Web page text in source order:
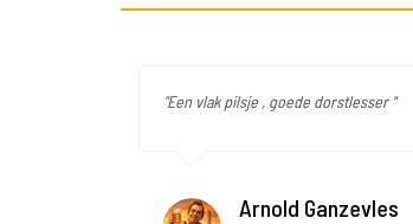
"Een vlak pilsje , goede dorstlesser "
Arnold Ganzevles